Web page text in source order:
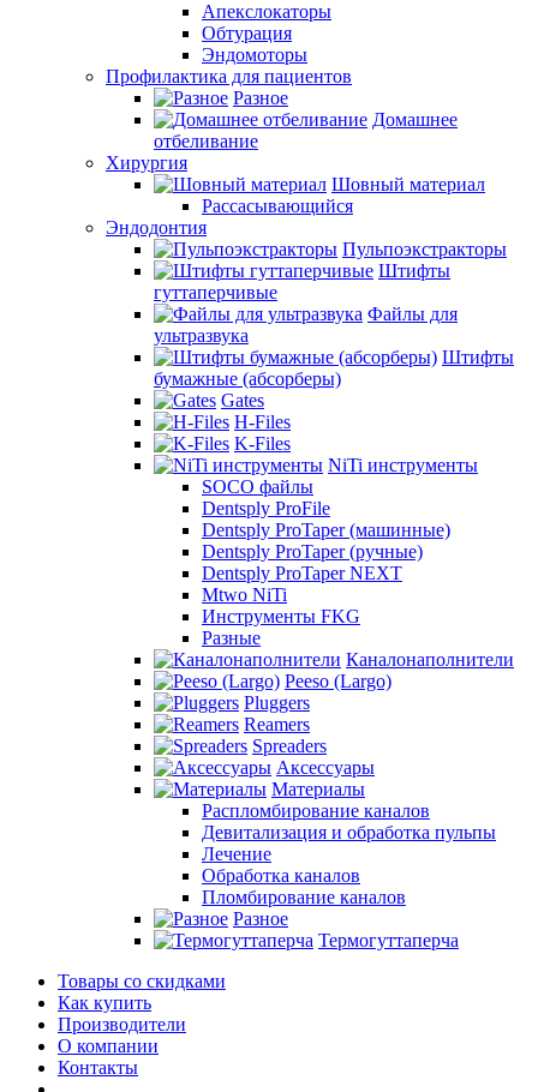
Апекслокаторы
Обтурация
Эндомоторы
Профилактика для пациентов
Разное
Домашнее
отбеливание
Хирургия
Шовный материал
Рассасывающийся
Эндодонтия
Пульпоэкстракторы
Штифты
гуттаперчивые
Файлы для
ультразвука
Штифты
бумажные (абсорберы)
Gates
H-Files
K-Files
NiTi инструменты
SOCO файлы
Dentsply ProFile
Dentsply ProTaper (машинные)
Dentsply ProTaper (ручные)
Dentsply ProTaper NEXT
Mtwo NiTi
Инструменты FKG
Разные
Каналонаполнители
Peeso (Largo)
Pluggers
Reamers
Spreaders
Аксессуары
Материалы
Распломбирование каналов
Девитализация и обработка пульпы
Лечение
Обработка каналов
Пломбирование каналов
Разное
Термогуттаперча
Товары со скидками
Как купить
Производители
О компании
Контакты